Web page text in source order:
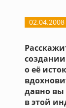
02.04.2008
о её
давно вы
в этой